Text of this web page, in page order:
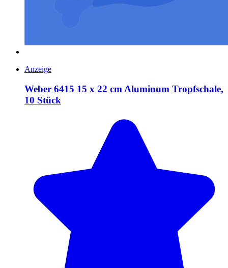
Anzeige
Weber 6415 15 x 22 cm Aluminum Tropfschale,
10 Stück